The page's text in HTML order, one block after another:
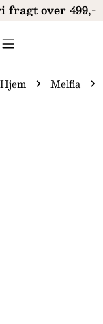
Gå
indhold
fragt over 499,-
Hjem Melfia